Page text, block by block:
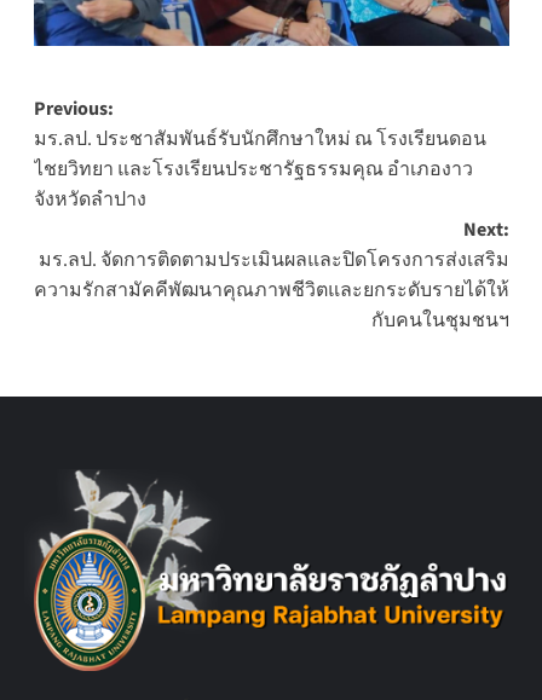
Post
navigation
Previous:
มร.ลป. ประชาสัมพันธ์รับนักศึกษาใหม่ ณ โรงเรียนดอน
ไชยวิทยา และโรงเรียนประชารัฐธรรมคุณ อำเภองาว
จังหวัดลำปาง
Next:
มร.ลป. จัดการติดตามประเมินผลและปิดโครงการส่งเสริม
ความรักสามัคคีพัฒนาคุณภาพชีวิตและยกระดับรายได้ให้
กับคนในชุมชนฯ